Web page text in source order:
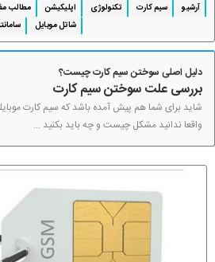
آرشیو
سیم کارت تکنولوژی اپلیکیشن مطالب
شاتل موبایل
دلیل اصلی سوختن سیم کارت چیست؟
بررسی علت سوختن سیم کارت
شاید برای شما هم پیش آمده باشد که سیم کارت
واقعا ندانید مشکل چیست و چه باید بکنید ...